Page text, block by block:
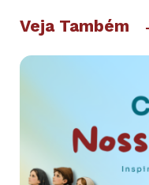
Veja Também